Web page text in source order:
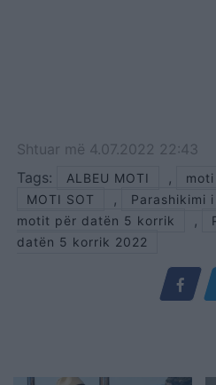
Shtuar më 4.07.2022 22:43
Tags:
ALBEU MOTI , moti
MOTI SOT , Parashikimi
motit për datën 5 korrik
,
datën 5 korrik 2022